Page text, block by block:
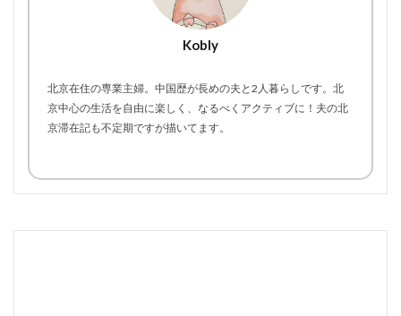
Kobly
北京在住の専業主婦。中国歴が長めの夫と2人暮らしです。北
京中心の生活を自由に楽しく、なるべくアクティブに！夫の北
京滞在記も不定期ですが描いてます。